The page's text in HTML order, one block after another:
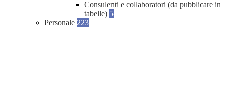
Consulenti e collaboratori (da pubblicare in
tabelle) 5
Personale 223